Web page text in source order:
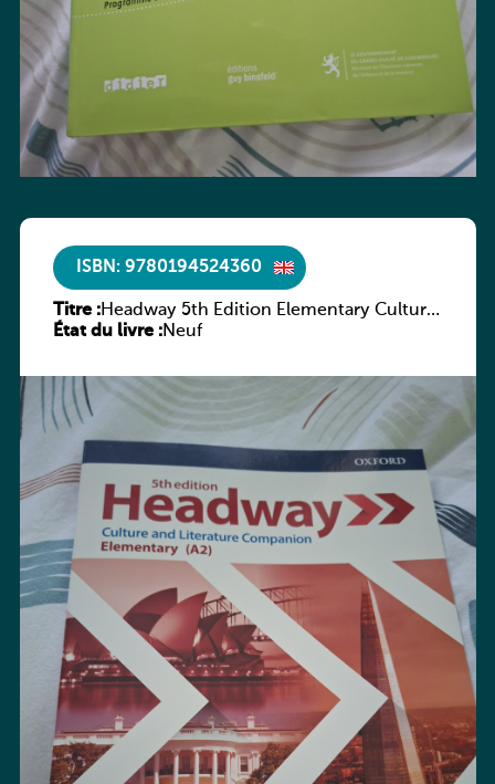
ISBN: 9780194524360
Titre :Headway 5th Edition Elementary Culture
and Literature Companion
État du livre :Neuf